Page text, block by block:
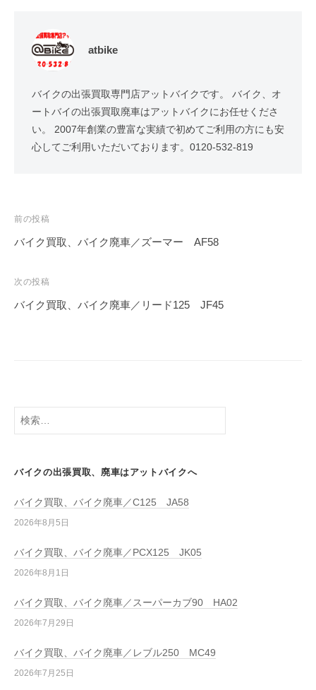
atbike
バイクの出張買取専門店アットバイクです。 バイク、オ
ートバイの出張買取廃車はアットバイクにお任せくださ
い。 2007年創業の豊富な実績で初めてご利用の方にも安
心してご利用いただいております。0120-532-819
前の投稿
バイク買取、バイク廃車／ズーマー AF58
次の投稿
バイク買取、バイク廃車／リード125 JF45
バイクの出張買取、廃車はアットバイクへ
バイク買取、バイク廃車／C125 JA58
2026年8月5日
バイク買取、バイク廃車／PCX125 JK05
2026年8月1日
バイク買取、バイク廃車／スーパーカブ90 HA02
2026年7月29日
バイク買取、バイク廃車／レブル250 MC49
2026年7月25日